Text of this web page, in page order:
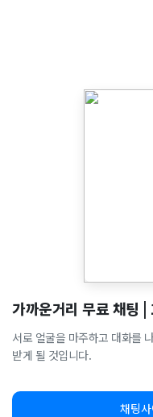
가까운거리 무료 채팅 |
서로 얼굴을 마주하고 대화를
받게 될 것입니다.
채팅